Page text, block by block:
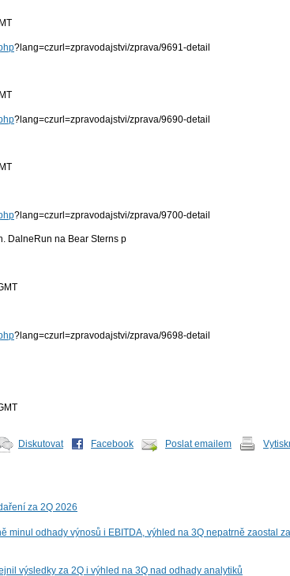
?lang=czurl=zpravodajstvi/zprava/9691-detail
?lang=czurl=zpravodajstvi/zprava/9690-detail
?lang=czurl=zpravodajstvi/zprava/9700-detail
DalneRun na Bear Sterns p
?lang=czurl=zpravodajstvi/zprava/9698-detail
Diskutovat Facebook Poslat emailem
za 2Q 2026
minul odhady výnosů i EBITDA, výhled na 3Q nepatrně zaostal za
výsledky za 2Q i výhled na 3Q nad odhady analytiků